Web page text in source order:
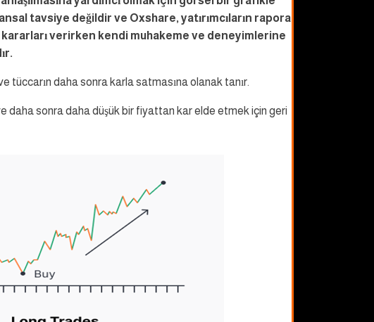
tavsiye değildir ve Oxshare, yatırımcıların rapora
kararları verirken kendi muhakeme ve deneyimlerine
tüccarın daha sonra karla satmasına olanak tanır.
ve daha sonra daha düşük bir fiyattan kar elde etmek için geri